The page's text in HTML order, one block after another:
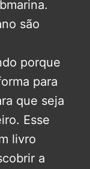
são
porque
para
que seja
Esse
livro
a